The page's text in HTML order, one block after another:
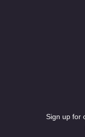
Sign up for